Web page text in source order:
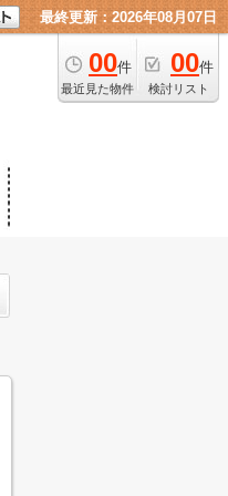
最終更新：2026年08月07日
00件
最近見た物件
00件
検討リスト